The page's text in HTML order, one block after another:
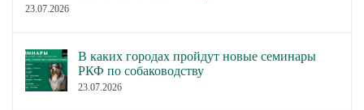
23.07.2026
В каких городах пройдут новые семинары
РКФ по собаководству
23.07.2026